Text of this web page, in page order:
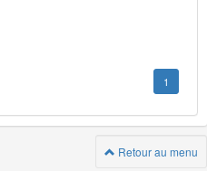
1
Retour au menu